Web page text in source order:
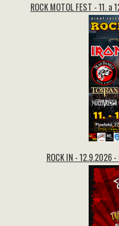
ROCK MOTOL FEST - 11.
ROCK IN - 12.9.2026